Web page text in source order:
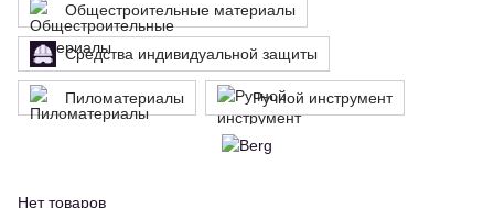
Общестроительные материалы
Средства индивидуальной защиты
Пиломатериалы Ручной инструмент
Нет товаров